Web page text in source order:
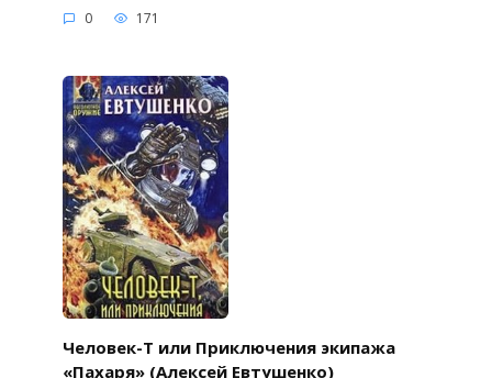
0 171
Человек-Т или Приключения экипажа
«Пахаря» (Алексей Евтушенко)